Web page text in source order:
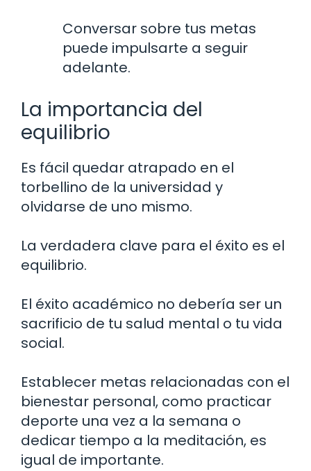
Conversar sobre tus metas
puede impulsarte a seguir
adelante.
La importancia del
equilibrio
Es fácil quedar atrapado en el
torbellino de la universidad y
olvidarse de uno mismo.
La verdadera clave para el éxito es el
equilibrio.
El éxito académico no debería ser un
sacrificio de tu salud mental o tu vida
social.
Establecer metas relacionadas con el
bienestar personal, como practicar
deporte una vez a la semana o
dedicar tiempo a la meditación, es
igual de importante.